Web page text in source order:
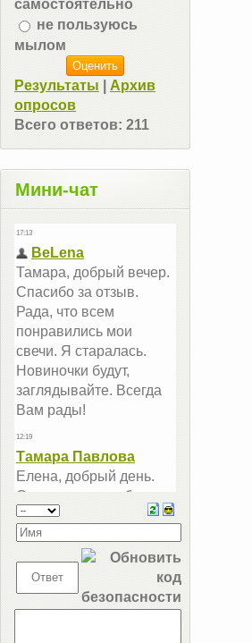
самостоятельно
не пользуюсь
мылом
Результаты
Архив
опросов
Всего ответов: 211
Мини-чат